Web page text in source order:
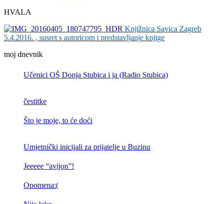
HVALA
Knjižnica Savica Zagreb
5.4.2016. , susret s autoricom i predstavljanje knjige
moj dnevnik
Učenici OŠ Donja Stubica i ja (Radio Stubica)
čestitke
Što je moje, to će doći
Umjetnički inicijali za prijatelje u Buzinu
Jeeeee “avijon”!
Opomena:(